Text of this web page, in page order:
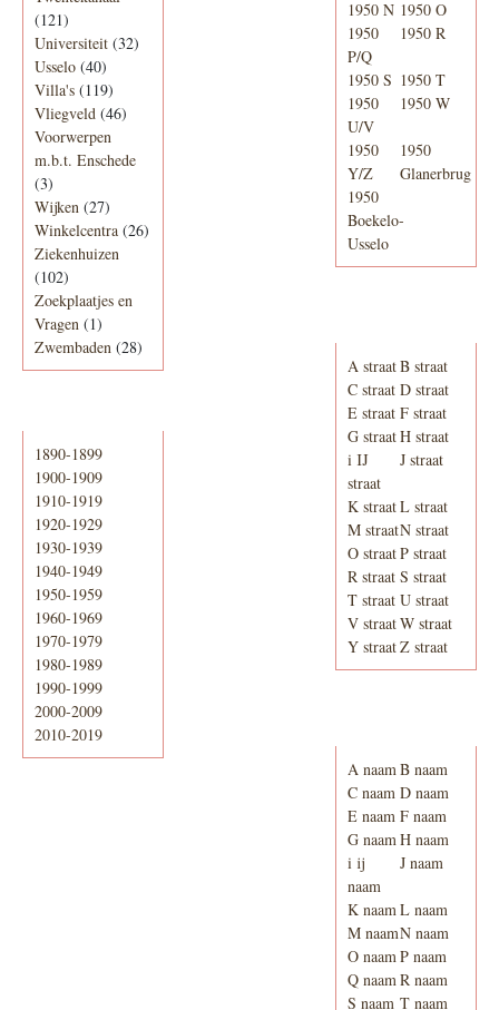
(121)
Universiteit (32)
Usselo (40)
Villa's (119)
Vliegveld (46)
Voorwerpen
m.b.t. Enschede
(3)
Wijken (27)
Winkelcentra (26)
Ziekenhuizen
(102)
Zoekplaatjes en
Vragen (1)
Zwembaden (28)
1890-1899
1900-1909
1910-1919
1920-1929
1930-1939
1940-1949
1950-1959
1960-1969
1970-1979
1980-1989
1990-1999
2000-2009
2010-2019
1950 N 1950 O
1950
P/Q
1950 R
1950 S 1950 T
1950
U/V
1950 W
1950
Y/Z
1950
Glanerbrug
1950
Boekelo-
Usselo
A straatB straat
C straat D straat
E straat F straat
G straatH straat
i IJ
straat
J straat
K straatL straat
M straatN straat
O straatP straat
R straat S straat
T straat U straat
V straatW straat
Y straatZ straat
A naamB naam
C naam D naam
E naam F naam
G naamH naam
i ij
naam
J naam
K naamL naam
M naamN naam
O naamP naam
Q naamR naam
S naam T naam